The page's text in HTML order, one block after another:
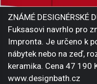
ZNÁMÉ DESIGNÉRSKÉ
Fuksasovi navrhlo pro
Impronta. Je určeno k
nábytek nebo na zeď,
keramika. Cena 47 190
www.designbath.cz